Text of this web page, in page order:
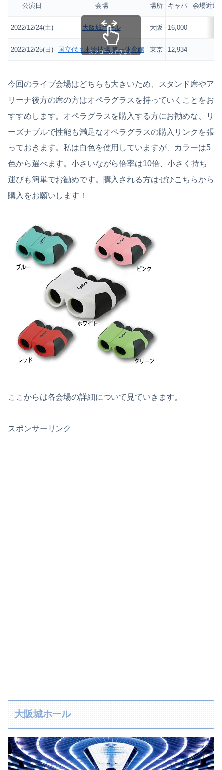
公演日 会場 場所 キャパ 会場近辺
2022/12/24(土) 大阪城ホール 大阪 16,000
2022/12/25(日) 国立代々木競技場 第一体育館 東京 12,934
スクロールできます
今回のライブ会場はどちらも大きいため、スタンド席やア
リーナ後方の席の方はオペラグラスを持っていくことをお
すすめします。オペラグラスを購入する方にお勧めな、リ
ーズナブルで性能も満足なオペラグラスの購入リンクを張
っておきます。私は白色を使用していますが、カラーは5
色から選べます。小さいながら倍率は10倍、小さく持ち
運びも簡単でお勧めです。購入される方はぜひこちらから
購入をお願いします！
ここからは各会場の詳細について見ていきます。
スポンサーリンク
大阪城ホール